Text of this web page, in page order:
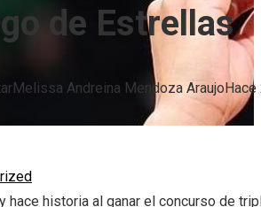
de Estrellas
Melissa Andreina Mendoza AraujoHace
hace historia al ganar el concurso de